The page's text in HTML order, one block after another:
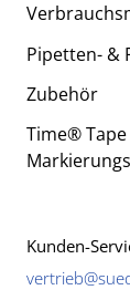
Pipetten- &
Zubehör
Time® Tape
Kunden-